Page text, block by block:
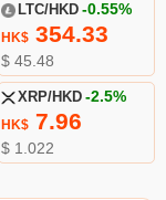
LTC/HKD -0.55%
HK$354.33
$ 45.48
XRP/HKD -2.5%
HK$7.96
$ 1.022